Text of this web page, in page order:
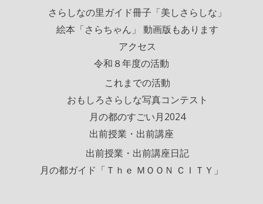
さらしなの里ガイド冊子「美しさらしな」
絵本「さらちゃん」 動画版もあります
アクセス
令和８年度の活動
これまでの活動
おもしろさらしな写真コンテスト
月の都のすごい月2024
出前授業・出前講座
出前授業・出前講座日記
月の都ガイド「Ｔｈｅ ＭＯＯＮ ＣＩＴＹ」